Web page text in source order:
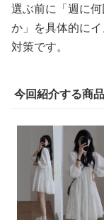
選ぶ前に「週に
か」を具体的に
対策です。
今回紹介する商